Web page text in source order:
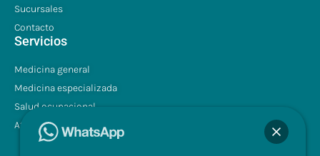
Sucursales
Contacto
Servicios
Medicina general
Medicina especializada
Salud ocupacional
Atención a domicilio